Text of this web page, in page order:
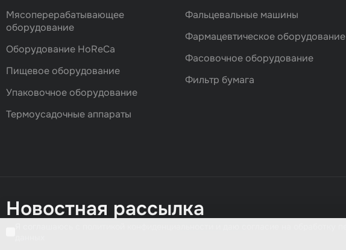
Мясоперерабатывающее
оборудование
Оборудование HoReCa
Пищевое оборудование
Упаковочное оборудование
Термоусадочные аппараты
Фальцевальные машины
Фармацевтическое оборудование
Фасовочноe оборудование
Фильтр бумага
Новостная рассылка